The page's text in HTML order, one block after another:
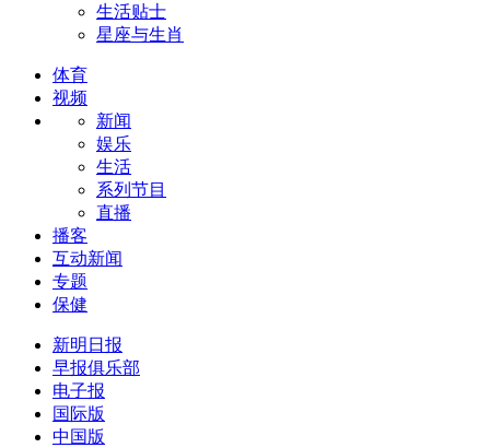
生活贴士
星座与生肖
体育
视频
新闻
娱乐
生活
系列节目
直播
播客
互动新闻
专题
保健
新明日报
早报俱乐部
电子报
国际版
中国版